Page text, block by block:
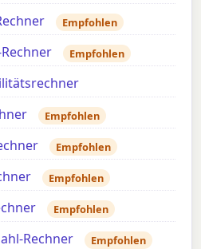
Empfohlen
Empfohlen
Empfohlen
Empfohlen
Empfohlen
Empfohlen
Rechner Empfohlen